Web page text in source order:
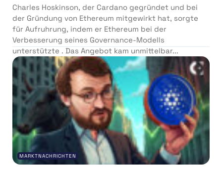
Charles Hoskinson, der Cardano gegründet und bei
der Gründung von Ethereum mitgewirkt hat, sorgte
für Aufruhrung, indem er Ethereum bei der
Verbesserung seines Governance-Modells
unterstützte . Das Angebot kam unmittelbar...
MARKTNACHRICHTEN